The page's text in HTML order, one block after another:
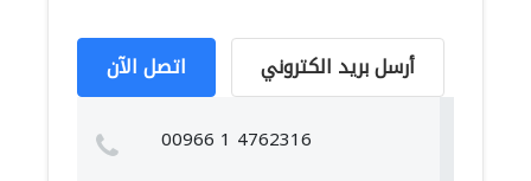
اتصل الآن أرسل بريد الكتروني
00966 1 4762316